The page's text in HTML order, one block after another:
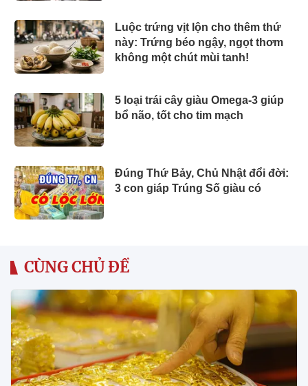
Luộc trứng vịt lộn cho thêm thứ
này: Trứng béo ngậy, ngọt thơm
không một chút mùi tanh!
5 loại trái cây giàu Omega-3 giúp
bổ não, tốt cho tim mạch
Đúng Thứ Bảy, Chủ Nhật đổi đời:
3 con giáp Trúng Số giàu có
CÙNG CHỦ ĐỀ